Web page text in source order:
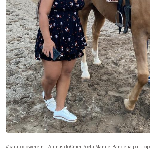
#paratodosverem – Alunas do Cmei Poeta Manuel Bandeira